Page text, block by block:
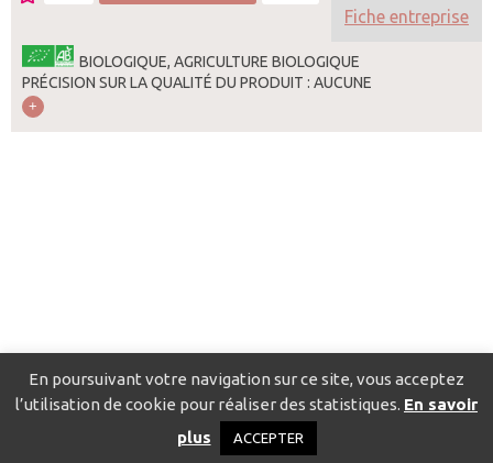
BIOLOGIQUE, AGRICULTURE BIOLOGIQUE
PRÉCISION SUR LA QUALITÉ DU PRODUIT : AUCUNE
Fiche entreprise
Catalogue pour localiser les fournisseurs
Politique de confidentialité
En poursuivant votre navigation sur ce site, vous acceptez
l’utilisation de cookie pour réaliser des statistiques. En savoir
plus
ACCEPTER